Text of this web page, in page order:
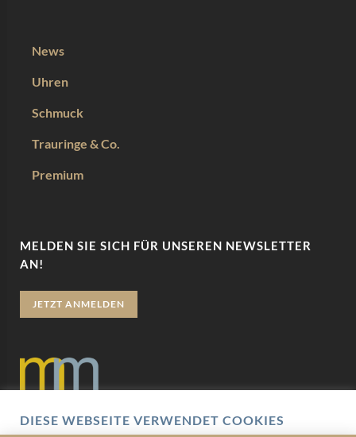
News
Uhren
Schmuck
Trauringe & Co.
Premium
MELDEN SIE SICH FÜR UNSEREN NEWSLETTER
AN!
JETZT ANMELDEN
DIESE WEBSEITE VERWENDET COOKIES